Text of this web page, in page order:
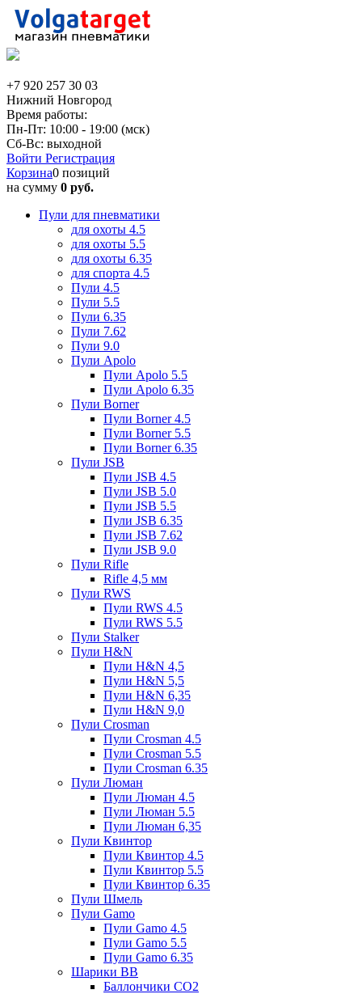
+7 920 257 30 03
Нижний Новгород
Время работы:
Пн-Пт: 10:00 - 19:00 (мск)
Сб-Вс: выходной
Войти Регистрация
Корзина0 позиций
на сумму 0 руб.
Пули для пневматики
для охоты 4.5
для охоты 5.5
для охоты 6.35
для спорта 4.5
Пули 4.5
Пули 5.5
Пули 6.35
Пули 7.62
Пули 9.0
Пули Apolo
Пули Apolo 5.5
Пули Apolo 6.35
Пули Borner
Пули Borner 4.5
Пули Borner 5.5
Пули Borner 6.35
Пули JSB
Пули JSB 4.5
Пули JSB 5.0
Пули JSB 5.5
Пули JSB 6.35
Пули JSB 7.62
Пули JSB 9.0
Пули Rifle
Rifle 4,5 мм
Пули RWS
Пули RWS 4.5
Пули RWS 5.5
Пули Stalker
Пули H&N
Пули H&N 4,5
Пули H&N 5,5
Пули H&N 6,35
Пули H&N 9,0
Пули Crosman
Пули Crosman 4.5
Пули Crosman 5.5
Пули Crosman 6.35
Пули Люман
Пули Люман 4.5
Пули Люман 5.5
Пули Люман 6,35
Пули Квинтор
Пули Квинтор 4.5
Пули Квинтор 5.5
Пули Квинтор 6.35
Пули Шмель
Пули Gamo
Пули Gamo 4.5
Пули Gamo 5.5
Пули Gamo 6.35
Шарики BB
Баллончики CO2